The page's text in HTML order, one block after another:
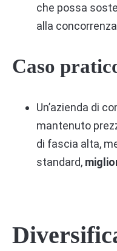
che possa
alla
Caso
Un’azienda di
mantenuto
di fascia alta,
standard,